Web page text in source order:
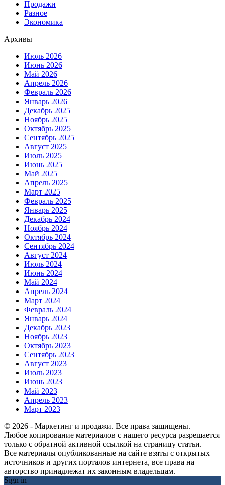
Продажи
Разное
Экономика
Архивы
Июль 2026
Июнь 2026
Май 2026
Апрель 2026
Февраль 2026
Январь 2026
Декабрь 2025
Ноябрь 2025
Октябрь 2025
Сентябрь 2025
Август 2025
Июль 2025
Июнь 2025
Май 2025
Апрель 2025
Март 2025
Февраль 2025
Январь 2025
Декабрь 2024
Ноябрь 2024
Октябрь 2024
Сентябрь 2024
Август 2024
Июль 2024
Июнь 2024
Май 2024
Апрель 2024
Март 2024
Февраль 2024
Январь 2024
Декабрь 2023
Ноябрь 2023
Октябрь 2023
Сентябрь 2023
Август 2023
Июль 2023
Июнь 2023
Май 2023
Апрель 2023
Март 2023
© 2026 - Маркетинг и продажи. Все права защищены.
Любое копирование материалов с нашего ресурса разрешается
только с обратной активной ссылкой на страницу статьи.
Все материалы опубликованные на сайте взяты с открытых
источников и других порталов интернета, все права на
авторство принадлежат их законным владельцам.
Sign in